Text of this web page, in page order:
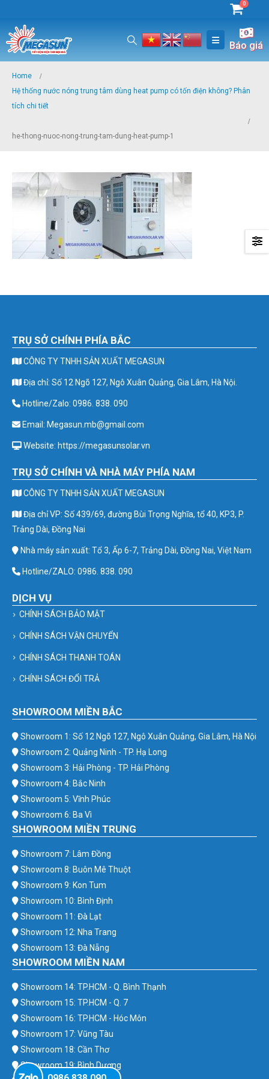
0
Báo giá
Home
Hệ thống nước nóng trung tâm dùng heat pump có tốn điện không? Phân
tích chi tiết
he-thong-nuoc-nong-trung-tam-dung-heat-pump-1
TRỤ SỞ CHÍNH PHÍA BẮC
CÔNG TY TNHH SẢN XUẤT MEGASUN
Địa chỉ: Số 12 Ngõ 127, Ngô Xuân Quảng, Gia Lâm, Hà Nội.
Hotline/Zalo: 0986. 838. 090
Email: Megasun.mb@gmail.com
Website: https://megasunsolar.vn
TRỤ SỞ CHÍNH VÀ NHÀ MÁY PHÍA NAM
CÔNG TY TNHH SẢN XUẤT MEGASUN
Địa chỉ VP: Số 439/69, đường Bùi Trọng Nghĩa, tổ 40, KP3, P.
Trảng Dài, Đồng Nai
Nhà máy sản xuất: Tổ 3, Ấp 6-7, Trảng Dài, Đồng Nai, Việt Nam
Hotline/ZALO: 0986. 838. 090
DỊCH VỤ
CHÍNH SÁCH BẢO MẬT
CHÍNH SÁCH VẬN CHUYỂN
CHÍNH SÁCH THANH TOÁN
CHÍNH SÁCH ĐỔI TRẢ
SHOWROOM MIỀN BẮC
Showroom 1: Số 12 Ngõ 127, Ngô Xuân Quảng, Gia Lâm, Hà Nội
Showroom 2: Quảng Ninh - TP. Hạ Long
Showroom 3: Hải Phòng - TP. Hải Phòng
Showroom 4: Bắc Ninh
Showroom 5: Vĩnh Phúc
Showroom 6: Ba Vì
SHOWROOM MIỀN TRUNG
Showroom 7: Lâm Đồng
Showroom 8: Buôn Mê Thuột
Showroom 9: Kon Tum
Showroom 10: Bình Định
Showroom 11: Đà Lạt
Showroom 12: Nha Trang
Showroom 13: Đà Nẵng
SHOWROOM MIỀN NAM
Showroom 14: TP.HCM - Q. Bình Thạnh
Showroom 15: TP.HCM - Q. 7
Showroom 16: TP.HCM - Hóc Môn
Showroom 17: Vũng Tàu
Showroom 18: Cần Thơ
Showroom 19: Bình Dương